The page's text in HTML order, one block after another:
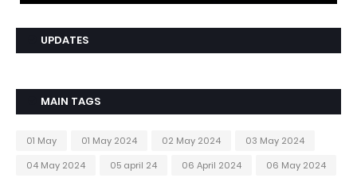
UPDATES
MAIN TAGS
01 May 01 May 2024 02 May 2024
03 May 2024
04 May 2024
05 april 24 06 April 2024
06 May 2024